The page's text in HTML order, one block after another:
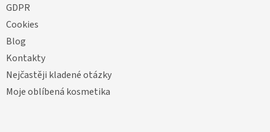
GDPR
Cookies
Blog
Kontakty
Nejčastěji kladené otázky
Moje oblíbená kosmetika